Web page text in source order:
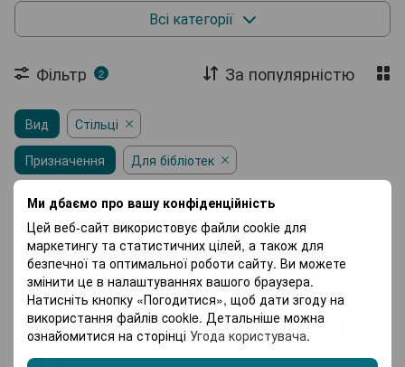
Ми дбаємо про вашу конфіденційність
Цей веб-сайт використовує файли cookie для
маркетингу та статистичних цілей, а також для
безпечної та оптимальної роботи сайту. Ви можете
змінити це в налаштуваннях вашого браузера.
Натисніть кнопку «Погодитися», щоб дати згоду на
використання файлів cookie. Детальніше можна
ознайомитися на сторінці Угода користувача.
Косметичні столики
Комплектуючі до меблів
Садові павільйони
Садові парасолі
Складані меблі
Столи
Журнальні столи
Стелажі
Сушарки для одягу
Садові візки
Теплиці та парники
Агротканина
Всі категорії
Фільтр 2 За популярністю
Вид
Стільці
Призначення
Для бібліотек
Хіт
Відео